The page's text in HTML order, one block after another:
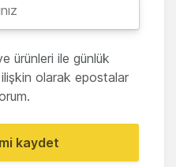
ürünleri ile günlük
olarak epostalar
kaydet